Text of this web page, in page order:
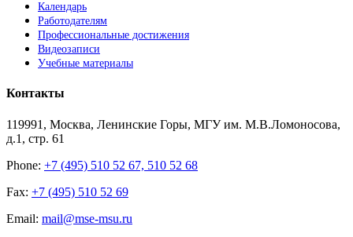
Календарь
Работодателям
Профессиональные достижения
Видеозаписи
Учебные материалы
Контакты
119991, Москва, Ленинские Горы, МГУ им. М.В.Ломоносова,
д.1, стр. 61
Phone: +7 (495) 510 52 67, 510 52 68
Fax: +7 (495) 510 52 69
Email: mail@mse-msu.ru